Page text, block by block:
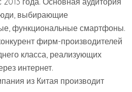
выбирающие
функциональные смартфоны.
фирм-производителей
класса, реализующих
интернет.
из Китая производит